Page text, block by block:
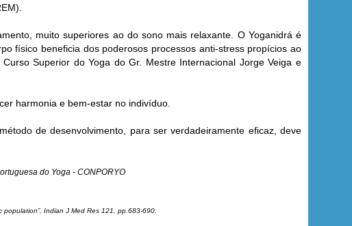
muito superiores ao do sono mais relaxante. O Yoganidrá é
físico beneficia dos poderosos processos anti-stress propícios ao
Superior do Yoga do Gr. Mestre Internacional Jorge Veiga e
harmonia e bem-estar no indivíduo.
de desenvolvimento, para ser verdadeiramente eficaz, deve
do Yoga - CONPORYO
population”, Indian J Med Res 121 , pp.683-690.